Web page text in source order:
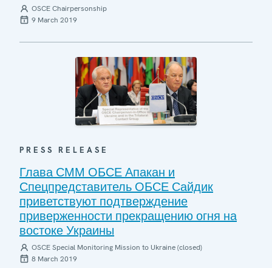
OSCE Chairpersonship
9 March 2019
PRESS RELEASE
Глава СММ ОБСЕ Апакан и
Спецпредставитель ОБСЕ Сайдик
приветствуют подтверждение
приверженности прекращению огня на
востоке Украины
OSCE Special Monitoring Mission to Ukraine (closed)
8 March 2019